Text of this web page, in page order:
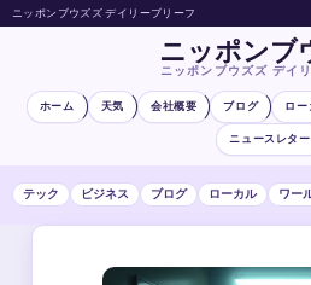
ニッポンブウズズ デイリーブリーフ
ニッポンブ
ニッポンブウズズ デイ
ホーム 天気 会社概要 ブログ ロー
ニュースレター
テック ビジネス ブログ ローカル ワー